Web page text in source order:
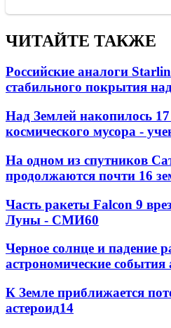
ЧИТАЙТЕ ТАКЖЕ
Российские аналоги
стабильного покрытия
Над Землей накопилось
космического мусора -
На одном из спутников
продолжаются почти 16
Часть ракеты Falcon 9
Луны - СМИ60
Черное солнце и падение
астрономические события
К Земле приближается
астероид14